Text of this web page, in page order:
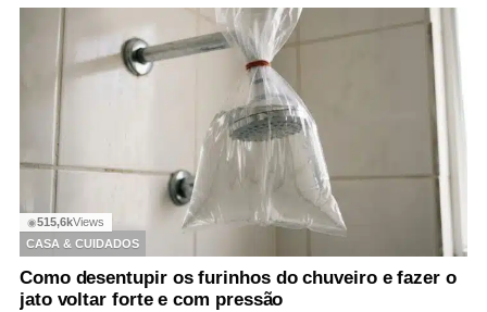
◉515,6kViews
CASA & CUIDADOS
Como desentupir os furinhos do chuveiro e fazer o
jato voltar forte e com pressão